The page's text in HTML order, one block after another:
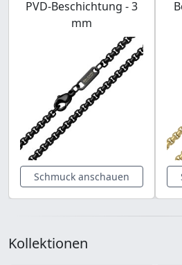
PVD-Beschichtung - 3
mm
Schmuck anschauen
Kollektionen